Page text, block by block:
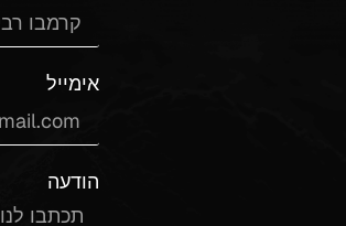
אימייל
הודעה